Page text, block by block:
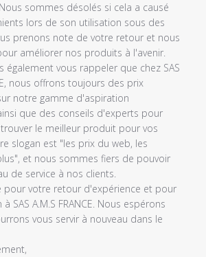
sommes désolés si cela a causé
lors de son utilisation sous des
prenons note de votre retour et nous
améliorer nos produits à l'avenir.
également vous rappeler que chez SAS
nous offrons toujours des prix
notre gamme d'aspiration
que des conseils d'experts pour
le meilleur produit pour vos
slogan est "les prix du web, les
et nous sommes fiers de pouvoir
de service à nos clients.
pour votre retour d'expérience et pour
SAS A.M.S FRANCE. Nous espérons
vous servir à nouveau dans le